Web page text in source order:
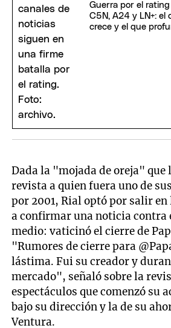
Guerra por el
C5N, A24 y LN+: el
crece y el que
Dada la "mojada de oreja" que
revista a quien fuera uno de
por 2001, Rial optó por salir en
a confirmar una noticia contra
medio: vaticinó el cierre de
"Rumores de cierre para
lástima. Fui su creador y
mercado", señaló sobre la
espectáculos que comenzó su
bajo su dirección y la de su
Ventura.